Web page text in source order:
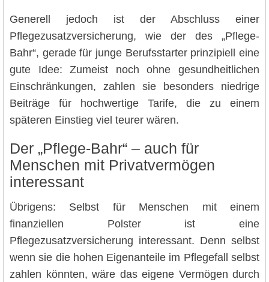
Generell jedoch ist der Abschluss einer
Pflegezusatzversicherung, wie der des „Pflege-
Bahr“, gerade für junge Berufsstarter prinzipiell eine
gute Idee: Zumeist noch ohne gesundheitlichen
Einschränkungen, zahlen sie besonders niedrige
Beiträge für hochwertige Tarife, die zu einem
späteren Einstieg viel teurer wären.
Der „Pflege-Bahr“ – auch für
Menschen mit Privatvermögen
interessant
Übrigens: Selbst für Menschen mit einem
finanziellen Polster ist eine
Pflegezusatzversicherung interessant. Denn selbst
wenn sie die hohen Eigenanteile im Pflegefall selbst
zahlen könnten, wäre das eigene Vermögen durch